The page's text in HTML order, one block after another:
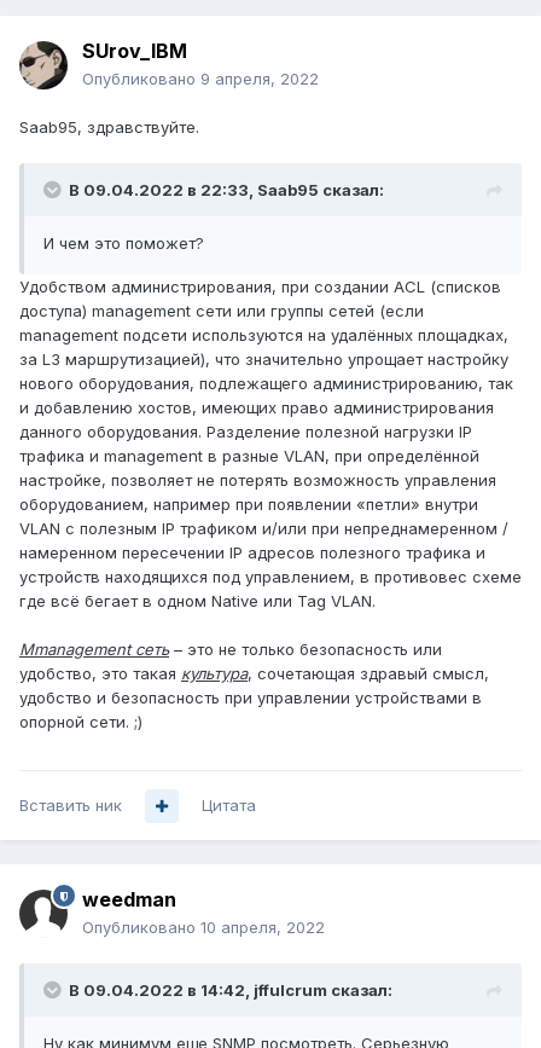
SUrov_IBM
Опубликовано 9 апреля, 2022
Saab95, здравствуйте.
В 09.04.2022 в 22:33, Saab95 сказал:
И чем это поможет?
Удобством администрирования, при создании ACL (списков
доступа) management сети или группы сетей (если
management подсети используются на удалённых площадках,
за L3 маршрутизацией), что значительно упрощает настройку
нового оборудования, подлежащего администрированию, так
и добавлению хостов, имеющих право администрирования
данного оборудования. Разделение полезной нагрузки IP
трафика и management в разные VLAN, при определённой
настройке, позволяет не потерять возможность управления
оборудованием, например при появлении «петли» внутри
VLAN с полезным IP трафиком и/или при непреднамеренном /
намеренном пересечении IP адресов полезного трафика и
устройств находящихся под управлением, в противовес схеме
где всё бегает в одном Native или Tag VLAN.
Mmanagement сеть– это не только безопасность или
удобство, это такая культура, сочетающая здравый смысл,
удобство и безопасность при управлении устройствами в
опорной сети. ;)
Вставить ник Цитата
weedman
Опубликовано 10 апреля, 2022
В 09.04.2022 в 14:42, jffulcrum сказал:
Ну как минимум еще SNMP посмотреть. Серьезную